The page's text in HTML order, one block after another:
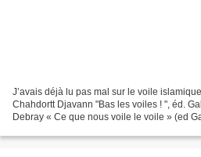
J’avais déjà lu pas mal sur le voile
Chahdortt Djavann "Bas les voiles ! ", éd.
Debray « Ce que nous voile le voile » (ed